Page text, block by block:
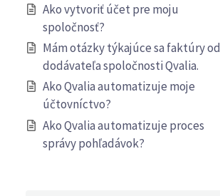
Ako vytvoriť účet pre moju
spoločnosť?
Mám otázky týkajúce sa faktúry od
dodávateľa spoločnosti Qvalia.
Ako Qvalia automatizuje moje
účtovníctvo?
Ako Qvalia automatizuje proces
správy pohľadávok?